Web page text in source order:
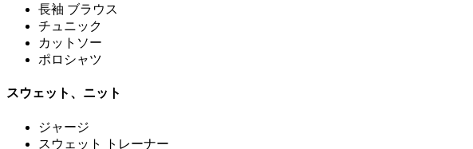
長袖 ブラウス
チュニック
カットソー
ポロシャツ
スウェット、ニット
ジャージ
スウェット トレーナー